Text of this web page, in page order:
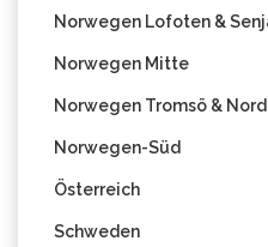
Norwegen Lofoten &
Norwegen Mitte
Norwegen Tromsö &
Norwegen-Süd
Österreich
Schweden